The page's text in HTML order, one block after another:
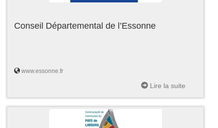
Conseil Départemental de l’Essonne
www.essonne.fr
Lire la suite